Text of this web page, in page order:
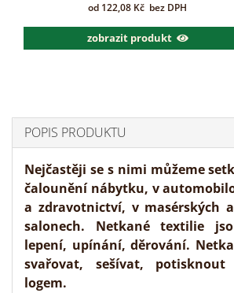
od 122,08 Kč bez DPH
zobrazit produkt
POPIS PRODUKTU
Nejčastěji se s nimi můžeme
čalounění nábytku, v
a zdravotnictví, v masérských
salonech. Netkané textilie
lepení, upínání, děrování.
svařovat, sešívat, potisknout
logem.